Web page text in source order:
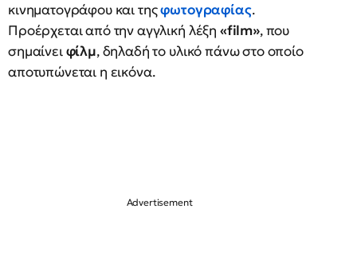
κινηματογράφου και τηςφωτογραφίας.
Προέρχεται από την αγγλική λέξη «film», που
σημαίνειφίλμ, δηλαδή το υλικό πάνω στο οποίο
αποτυπώνεται η εικόνα.